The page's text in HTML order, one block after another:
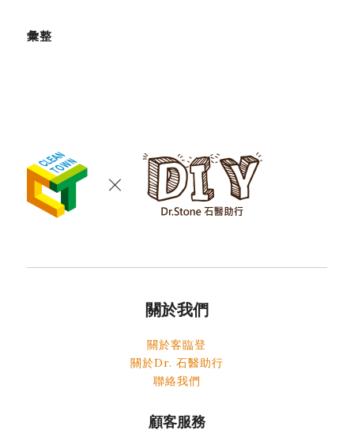
彙整
關於我們
關於客臨登
關於Dr. 石醫助行
聯絡我們
顧客服務